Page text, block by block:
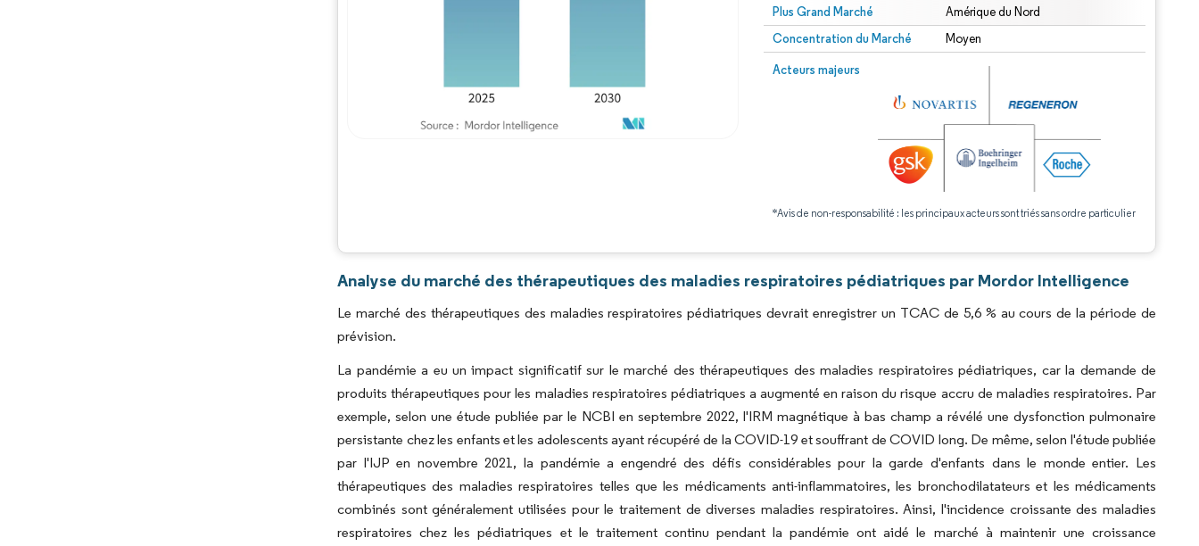
Plus Grand Marché Amérique du Nord
Concentration du Marché Moyen
Acteurs majeurs
*Avis de non-responsabilité : les principaux acteurs sont triés sans ordre particulier
Analyse du marché des thérapeutiques des maladies respiratoires pédiatriques par Mordor Intelligence
Le marché des thérapeutiques des maladies respiratoires pédiatriques devrait enregistrer un TCAC de 5,6 % au cours de la période de
prévision.
La pandémie a eu un impact significatif sur le marché des thérapeutiques des maladies respiratoires pédiatriques, car la demande de
produits thérapeutiques pour les maladies respiratoires pédiatriques a augmenté en raison du risque accru de maladies respiratoires. Par
exemple, selon une étude publiée par le NCBI en septembre 2022, l'IRM magnétique à bas champ a révélé une dysfonction pulmonaire
persistante chez les enfants et les adolescents ayant récupéré de la COVID-19 et souffrant de COVID long. De même, selon l'étude publiée
par l'IJP en novembre 2021, la pandémie a engendré des défis considérables pour la garde d'enfants dans le monde entier. Les
thérapeutiques des maladies respiratoires telles que les médicaments anti-inflammatoires, les bronchodilatateurs et les médicaments
combinés sont généralement utilisées pour le traitement de diverses maladies respiratoires. Ainsi, l'incidence croissante des maladies
respiratoires chez les pédiatriques et le traitement continu pendant la pandémie ont aidé le marché à maintenir une croissance